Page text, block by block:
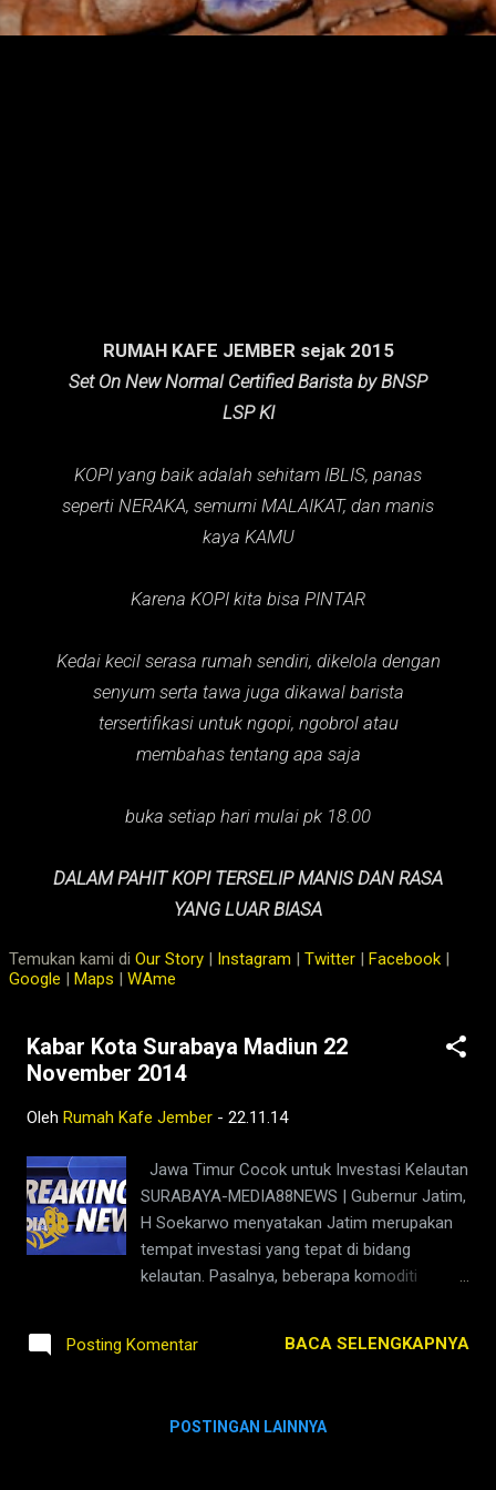
n
g
RUMAH KAFE JEMBER sejak 2015
Set On New Normal Certified Barista by BNSP
LSP KI
KOPI yang baik adalah sehitam IBLIS, panas
seperti NERAKA, semurni MALAIKAT, dan manis
kaya KAMU
Karena KOPI kita bisa PINTAR
Kedai kecil serasa rumah sendiri, dikelola dengan
senyum serta tawa juga dikawal barista
tersertifikasi untuk ngopi, ngobrol atau
membahas tentang apa saja
buka setiap hari mulai pk 18.00
DALAM PAHIT KOPI TERSELIP MANIS DAN RASA
YANG LUAR BIASA
Temukan kami di Our Story | Instagram | Twitter | Facebook |
Google | Maps | WAme
Kabar Kota Surabaya Madiun 22
November 2014
Oleh Rumah Kafe Jember - 22.11.14
Jawa Timur Cocok untuk Investasi Kelautan
SURABAYA-MEDIA88NEWS | Gubernur Jatim,
H Soekarwo menyatakan Jatim merupakan
tempat investasi yang tepat di bidang
kelautan. Pasalnya, beberapa komoditi
menambah devisa negara. Saat Konferensi
Rabu (19/11) malam melalui siaran pers
Posting Komentar BACA SELENGKAPNYA
POSTINGAN LAINNYA